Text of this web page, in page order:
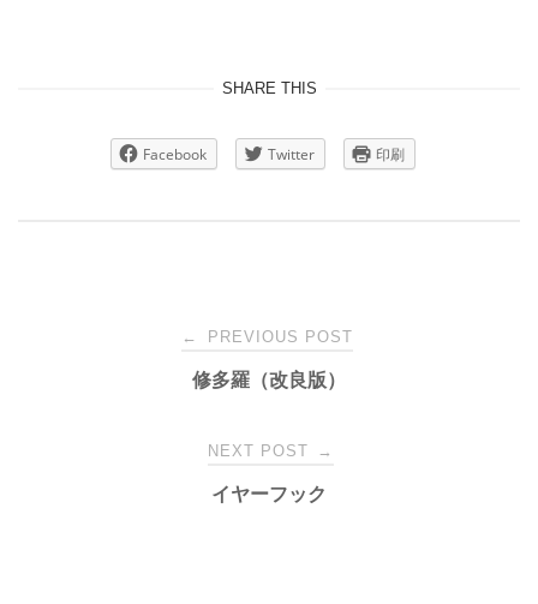
SHARE THIS
Facebook Twitter 印刷
← PREVIOUS POST
修多羅（改良版）
NEXT POST →
イヤーフック